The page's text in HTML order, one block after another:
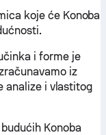
koje će Konoba
i forme je
iz
analize i vlastitog
Konoba